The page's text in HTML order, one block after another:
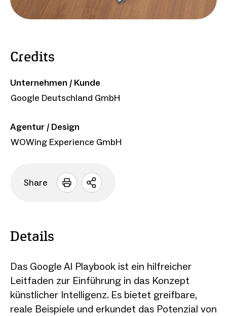
Credits
Unternehmen / Kunde
Google Deutschland GmbH
Agentur / Design
WOWing Experience GmbH
Share
Sharing
Details
Das Google AI Playbook ist ein hilfreicher
Leitfaden zur Einführung in das Konzept
künstlicher Intelligenz. Es bietet greifbare,
reale Beispiele und erkundet das Potenzial von